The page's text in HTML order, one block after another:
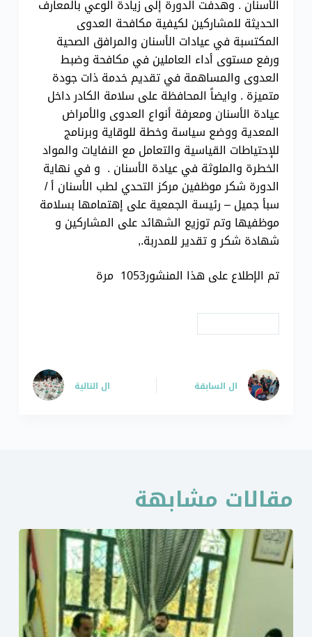
الأسنان . وهدفت الدورة إلى زيادة الوعي بالمعارف
الحديثة للمشاركين لكيفية مكافحة العدوى
المكتسبة في عيادات الأسنان والمرافق الصحية
ورفع مستوى أداء العاملين في مكافحة وضبط
العدوى والمساهمة في تقديم خدمة ذات جودة
متميزة . وايضاً المحافظة على سلامة الكادر داخل
عيادة الأسنان ومعرفة أنواع العدوى والأمراض
المعدية ووضع سياسة وخطة للوقاية وبرنامج
للإحتياطات القياسية والتعامل مع النفايات والمواد
الخطرة والملوثة في عيادة الأسنان . و في نهاية
الدورة شكر موظفين مركز التحدي لطب الأسنان أ /
سبأ جميل – رئيسة الجمعية على إهتمامها بسلامة
موظفيها وتم توزيع الشهائد على المشاركين و
شهادة شكر و تقدير للمدربة.,
تم الإطلاع على هذا المنشور1053 مرة
الالسابقة ال التالية
مقالات مشابهة